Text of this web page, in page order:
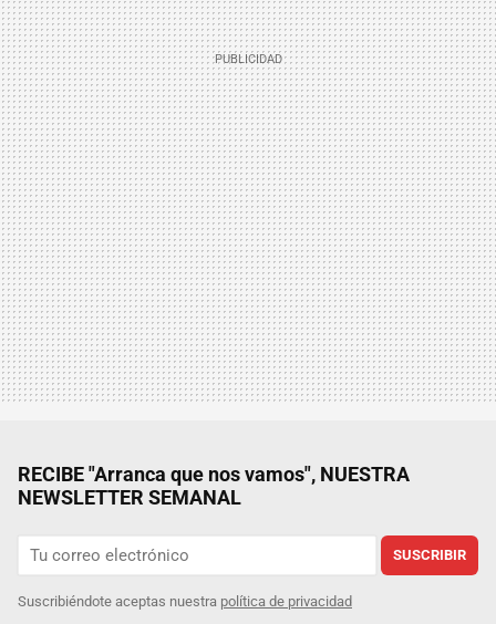
RECIBE "Arranca que nos vamos", NUESTRA
NEWSLETTER SEMANAL
SUSCRIBIR
Suscribiéndote aceptas nuestra política de privacidad